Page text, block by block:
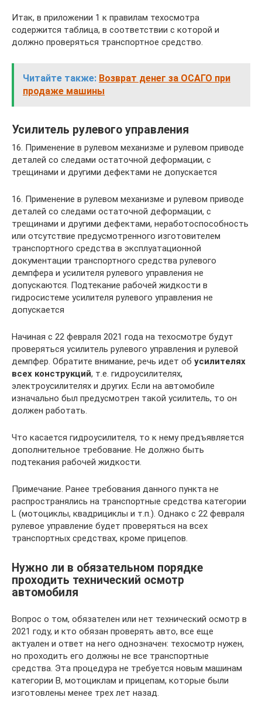
Итак, в приложении 1 к правилам техосмотра
содержится таблица, в соответствии с которой и
должно проверяться транспортное средство.
Читайте также: Возврат денег за ОСАГО при
продаже машины
Усилитель рулевого управления
16. Применение в рулевом механизме и рулевом приводе
деталей со следами остаточной деформации, с
трещинами и другими дефектами не допускается
16. Применение в рулевом механизме и рулевом приводе
деталей со следами остаточной деформации, с
трещинами и другими дефектами, неработоспособность
или отсутствие предусмотренного изготовителем
транспортного средства в эксплуатационной
документации транспортного средства рулевого
демпфера и усилителя рулевого управления не
допускаются. Подтекание рабочей жидкости в
гидросистеме усилителя рулевого управления не
допускается
Начиная с 22 февраля 2021 года на техосмотре будут
проверяться усилитель рулевого управления и рулевой
демпфер. Обратите внимание, речь идет об усилителях
всех конструкций, т.е. гидроусилителях,
электроусилителях и других. Если на автомобиле
изначально был предусмотрен такой усилитель, то он
должен работать.
Что касается гидроусилителя, то к нему предъявляется
дополнительное требование. Не должно быть
подтекания рабочей жидкости.
Примечание. Ранее требования данного пункта не
распространялись на транспортные средства категории
L (мотоциклы, квадрициклы и т.п.). Однако с 22 февраля
рулевое управление будет проверяться на всех
транспортных средствах, кроме прицепов.
Нужно ли в обязательном порядке
проходить технический осмотр
автомобиля
Вопрос о том, обязателен или нет технический осмотр в
2021 году, и кто обязан проверять авто, все еще
актуален и ответ на него однозначен: техосмотр нужен,
но проходить его должны не все транспортные
средства. Эта процедура не требуется новым машинам
категории В, мотоциклам и прицепам, которые были
изготовлены менее трех лет назад.